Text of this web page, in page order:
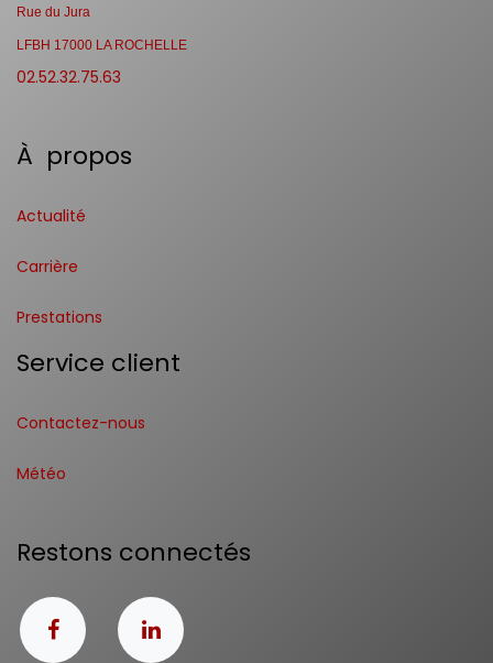
Rue du Jura
LFBH 17000 LA ROCHELLE
02.52.32.75.63
À propos
Actualité
Carrière
Prestations
Service client
Contactez-nous
Météo
Restons connectés